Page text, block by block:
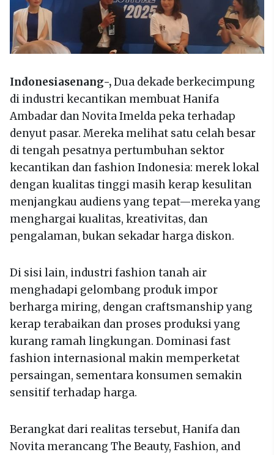
Indonesiasenang-,Dua dekade berkecimpung
di industri kecantikan membuat Hanifa
Ambadar dan Novita Imelda peka terhadap
denyut pasar. Mereka melihat satu celah besar
di tengah pesatnya pertumbuhan sektor
kecantikan dan fashion Indonesia: merek lokal
dengan kualitas tinggi masih kerap kesulitan
menjangkau audiens yang tepat—mereka yang
menghargai kualitas, kreativitas, dan
pengalaman, bukan sekadar harga diskon.
Di sisi lain, industri fashion tanah air
menghadapi gelombang produk impor
berharga miring, dengan craftsmanship yang
kerap terabaikan dan proses produksi yang
kurang ramah lingkungan. Dominasi fast
fashion internasional makin memperketat
persaingan, sementara konsumen semakin
sensitif terhadap harga.
Berangkat dari realitas tersebut, Hanifa dan
Novita merancang The Beauty, Fashion, and